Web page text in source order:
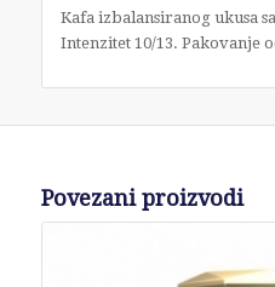
Kafa izbalansiranog ukusa
Intenzitet 10/13. Pakovanje
Povezani proizvodi